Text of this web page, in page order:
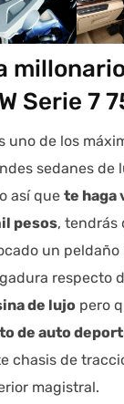
Serie 7
uno de los
sedanes de
así que te haga
pesos, tendrás
un peldaño
respecto
de lujo pero
de auto
chasis de
magistral.